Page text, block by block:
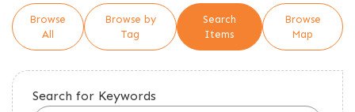
Browse
All
Browse by
Tag
Search
Items
Browse
Map
Search for Keywords